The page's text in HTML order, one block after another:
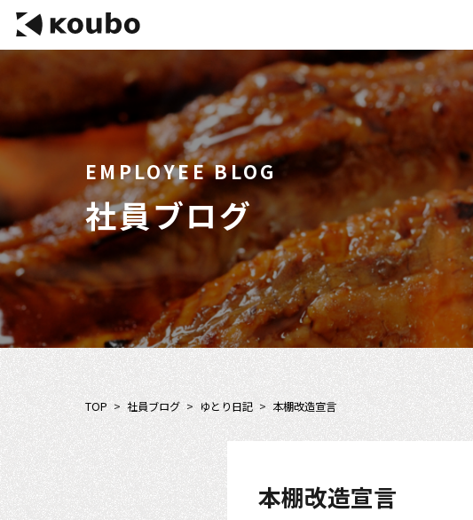
EMPLOYEE BLOG
社員ブログ
TOP > 社員ブログ > ゆとり日記 > 本棚改造宣言
本棚改造宣言